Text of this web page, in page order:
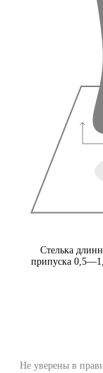
Стелька
припуска
Не уверены в